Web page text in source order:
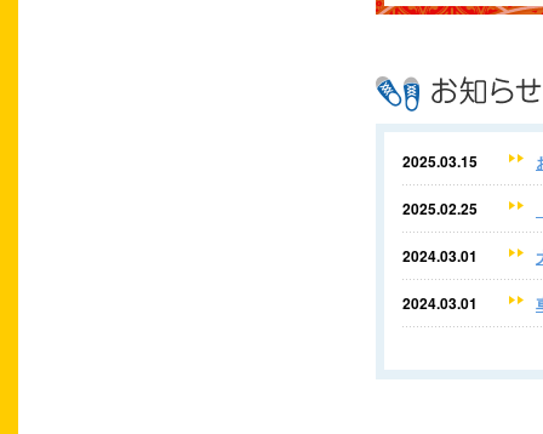
2025.03.15
2025.02.25
2024.03.01
2024.03.01